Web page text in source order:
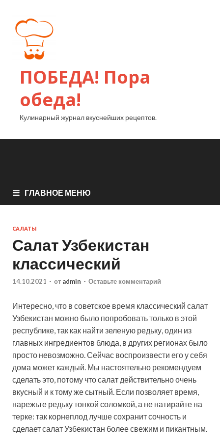
ПОБЕДА! Пора
обеда!
Кулинарный журнал вкуснейших рецептов.
ГЛАВНОЕ МЕНЮ
САЛАТЫ
Салат Узбекистан
классический
14.10.2021 - от admin - Оставьте комментарий
Интересно, что в советское время классический салат
Узбекистан можно было попробовать только в этой
республике, так как найти зеленую редьку, один из
главных ингредиентов блюда, в других регионах было
просто невозможно. Сейчас воспроизвести его у себя
дома может каждый. Мы настоятельно рекомендуем
сделать это, потому что салат действительно очень
вкусный и к тому же сытный. Если позволяет время,
нарежьте редьку тонкой соломкой, а не натирайте на
терке: так корнеплод лучше сохранит сочность и
сделает салат Узбекистан более свежим и пикантным.